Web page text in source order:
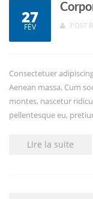
27
FÉV POST
Consectetuer
Aenean massa. Cum
montes, nascetur
pellentesque eu,
Lire la suite